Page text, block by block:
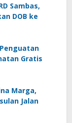
Sambas,
DOB ke
Gratis
Marga,
Jalan